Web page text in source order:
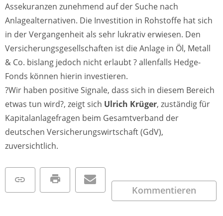
Assekuranzen zunehmend auf der Suche nach
Anlagealternativen. Die Investition in Rohstoffe hat sich
in der Vergangenheit als sehr lukrativ erwiesen. Den
Versicherungsgesellschaften ist die Anlage in Öl, Metall
& Co. bislang jedoch nicht erlaubt ? allenfalls Hedge-
Fonds können hierin investieren.
?Wir haben positive Signale, dass sich in diesem Bereich
etwas tun wird?, zeigt sich Ulrich Krüger, zuständig für
Kapitalanlagefragen beim Gesamtverband der
deutschen Versicherungswirtschaft (GdV),
zuversichtlich.
Kommentieren